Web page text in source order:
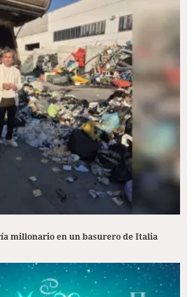
millonario en un basurero de Italia